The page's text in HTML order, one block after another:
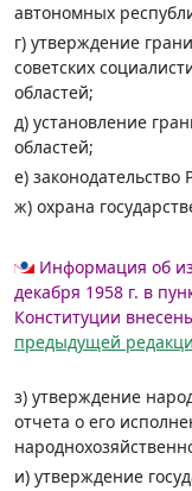
автономных
г) утверждение
советских
областей;
д) установление
областей;
е) законодательство
ж) охрана
Информация об
декабря 1958 г. в
Конституции
предыдущей
з) утверждение
отчета о его
и) утверждение